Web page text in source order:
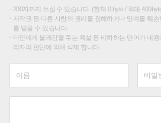
200자까지 쓰실 수 있습니다. (현재 0 byte / 최대
저작권 등 다른 사람의 권리를 침해하거나 명예를 훼
를 받을 수 있습니다.
타인에게 불쾌감을 주는 욕설 등 비하하는 단어가 내
리자의 판단에 의해 삭제 합니다.